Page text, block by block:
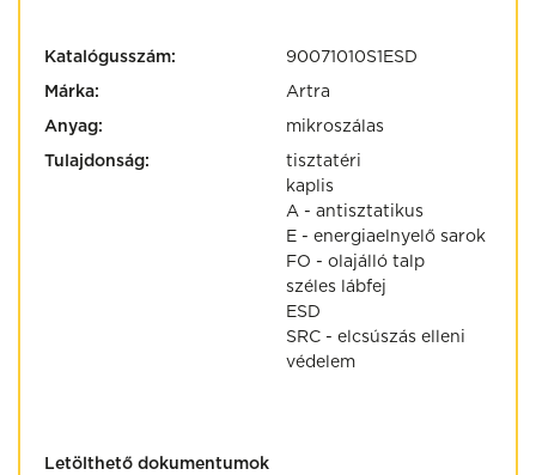
Katalógusszám: 90071010S1ESD
Márka: Artra
Anyag: mikroszálas
Tulajdonság:
tisztatéri
kaplis
A - antisztatikus
E - energiaelnyelő sarok
FO - olajálló talp
széles lábfej
ESD
SRC - elcsúszás elleni
védelem
Letölthető dokumentumok